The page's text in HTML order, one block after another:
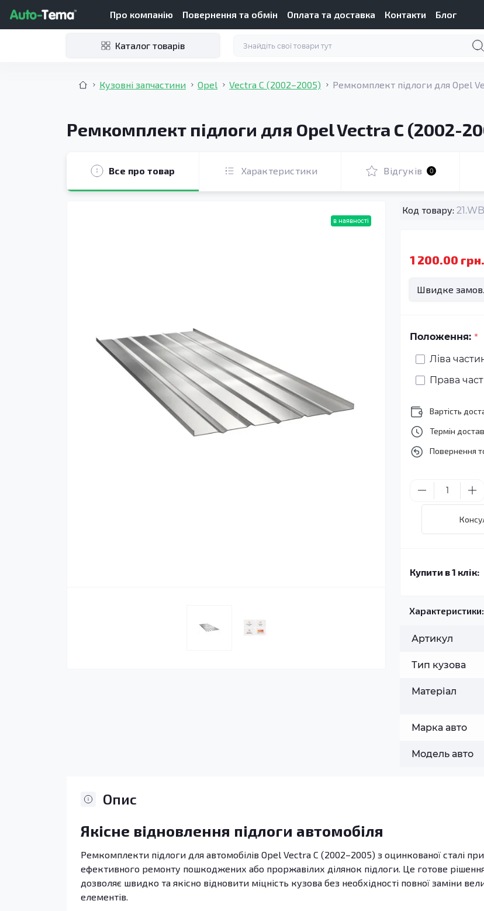
Про компанію Повернення та обмін Оплата та доставка Контакти Блог
Каталог товарів
Кузовні запчастини Opel Vectra C (2002–2005) Ремкомплект підлоги для Opel
Ремкомплект підлоги для Opel Vectra C (2002-
Все про товар Характеристики Відгуків 0
в наявності
Код товару:
1 200.00 грн.
Швидке
Положення: *
Ліва
Права
Вартість
Термін
Повернення
Купити в 1 клік:
Характеристики:
Артикул
Тип кузова
Матеріал
Марка авто
Модель авто
Опис
Якісне відновлення підлоги автомобіля
Ремкомплекти підлоги для автомобілів Opel Vectra C (2002–2005) з оцинкованої сталі
ефективного ремонту пошкоджених або проржавілих ділянок підлоги. Це готове
дозволяє швидко та якісно відновити міцність кузова без необхідності повної заміни
елементів.